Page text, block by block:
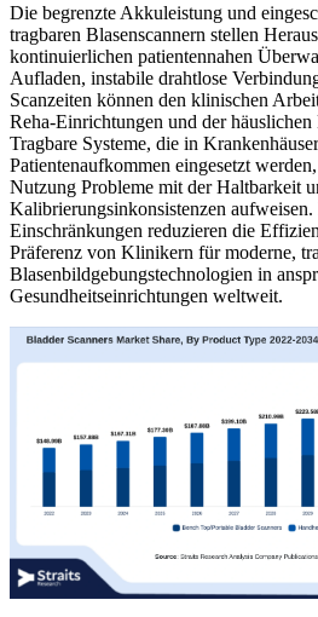
Die begrenzte Akkuleistung und
tragbaren Blasenscannern stellen
kontinuierlichen patientennahen
Aufladen, instabile drahtlose
Scanzeiten können den klinischen
Reha-Einrichtungen und der häuslichen
Tragbare Systeme, die in
Patientenaufkommen eingesetzt
Nutzung Probleme mit der Haltbarkeit
Kalibrierungsinkonsistenzen
Einschränkungen reduzieren die
Präferenz von Klinikern für moderne,
Blasenbildgebungstechnologien in
Gesundheitseinrichtungen weltweit.